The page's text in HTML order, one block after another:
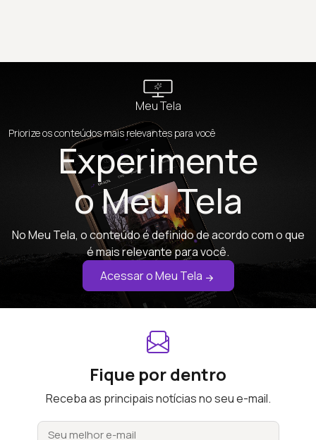
Meu Tela
Priorize os conteúdos mais relevantes para você
Experimente
o Meu Tela
No Meu Tela, o conteúdo é definido de acordo com o que
é mais relevante para você.
Acessar o Meu Tela
Fique por dentro
Receba as principais notícias no seu e-mail.